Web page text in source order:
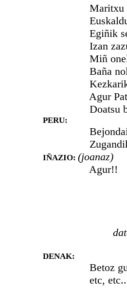
Maritxu eta
Euskaldun
Egiñik
Izan zazute
Miñ onek
Baña nola,
Kezkarik
Agur
Doatsu bizi
PERU:
Zugandik
IÑAZIO: (joanaz)
Agur!!
DENAK:
Betoz gure
etc,